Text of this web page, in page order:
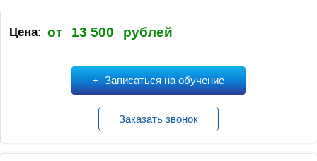
Цена: от 13 500 рублей
Записаться на обучение
Заказать звонок